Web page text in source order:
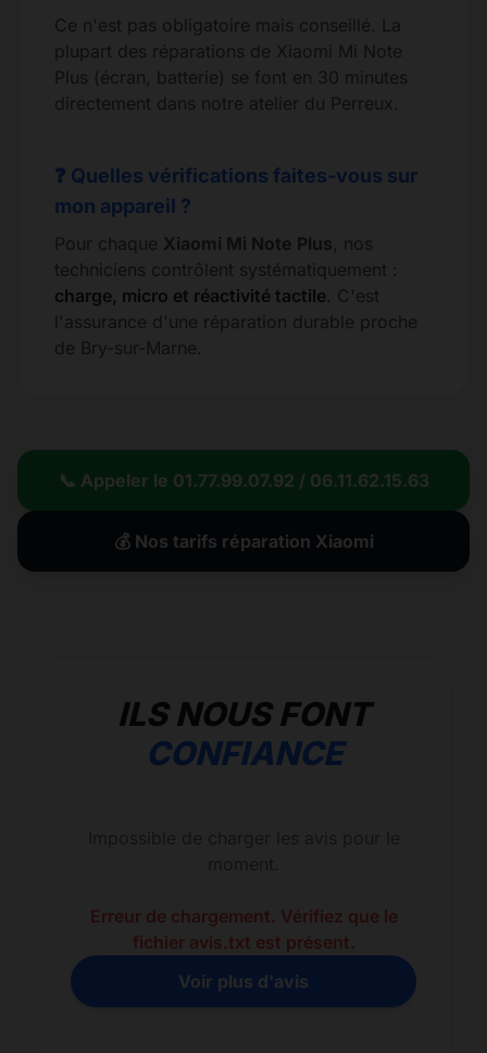
Ce n'est pas obligatoire mais conseillé. La
plupart des réparations de Xiaomi Mi Note
Plus (écran, batterie) se font en 30 minutes
directement dans notre atelier du Perreux.
❓ Quelles vérifications faites-vous sur
mon appareil ?
Pour chaque Xiaomi Mi Note Plus, nos
techniciens contrôlent systématiquement :
charge, micro et réactivité tactile. C'est
l'assurance d'une réparation durable proche
de Bry-sur-Marne.
📞 Appeler le 01.77.99.07.92 / 06.11.62.15.63
💰 Nos tarifs réparation Xiaomi
ILS NOUS FONT
CONFIANCE
Erreur de chargement. Vérifiez que le
fichier avis.txt est présent.
Voir plus d'avis